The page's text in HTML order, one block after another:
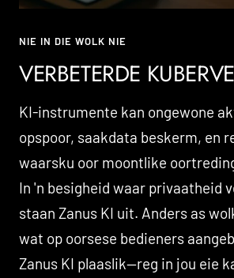
NIE IN DIE WOLK NIE
VERBETERDE
KI-instrumente kan ongewone
opspoor, saakdata beskerm, en
waarsku oor moontlike
In 'n besigheid waar privaatheid
staan Zanus KI uit. Anders as
wat op oorsese bedieners
Zanus KI plaaslik—reg in jou eie